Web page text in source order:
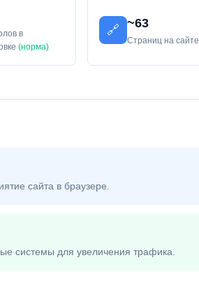
в
(норма)
🔗
~63
Страниц на сайте
сайта в браузере.
системы для увеличения трафика.